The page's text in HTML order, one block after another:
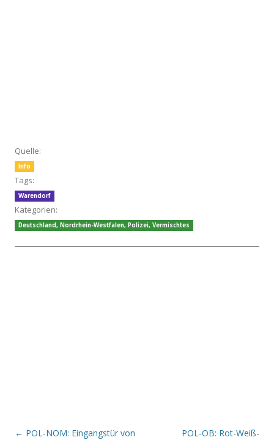
Quelle:
Info
Tags:
Warendorf
Kategorien:
Deutschland, Nordrhein-Westfalen, Polizei, Vermischtes
Beitrags-Navigation
← POL-NOM: Eingangstür von
POL-OB: Rot-Weiß-